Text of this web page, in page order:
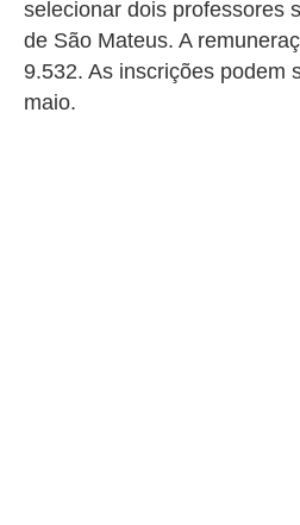
selecionar dois professores
de São Mateus. A
9.532. As inscrições podem
maio.